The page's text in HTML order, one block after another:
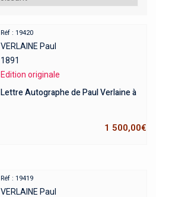
Réf : 19420
VERLAINE Paul
1891
Edition originale
Lettre Autographe de Paul Verlaine à
1 500,00€
Réf : 19419
VERLAINE Paul